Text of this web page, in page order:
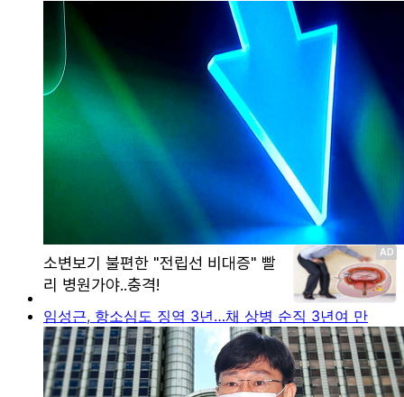
임성근, 항소심도 징역 3년…채 상병 순직 3년여 만